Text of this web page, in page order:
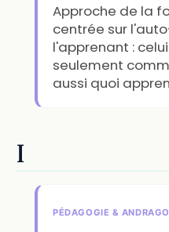
Approche de la
centrée sur
l'apprenant :
seulement
aussi quoi
I
PÉDAGOGIE &